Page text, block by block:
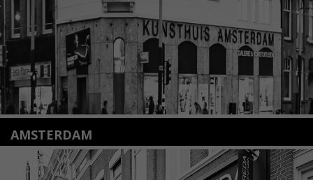
Lees meer
AMSTERDAM
Amstelveenseweg 135
1075 VX Amsterdam